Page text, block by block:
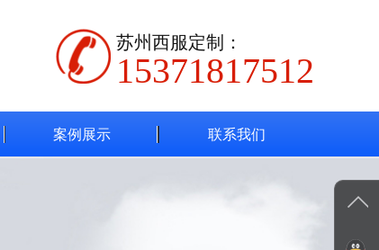
苏州西服定制：
15371817512
案例展示 联系我们